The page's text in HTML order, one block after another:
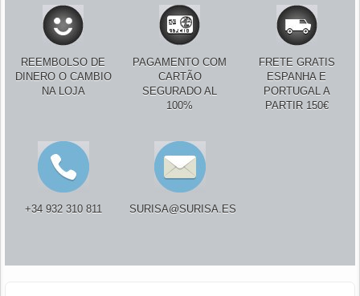
REEMBOLSO DE
DINERO O CAMBIO
NA LOJA
PAGAMENTO COM
CARTÃO
SEGURADO AL
100%
FRETE GRATIS
ESPANHA E
PORTUGAL A
PARTIR 150€
+34 932 310 811 SURISA@SURISA.ES